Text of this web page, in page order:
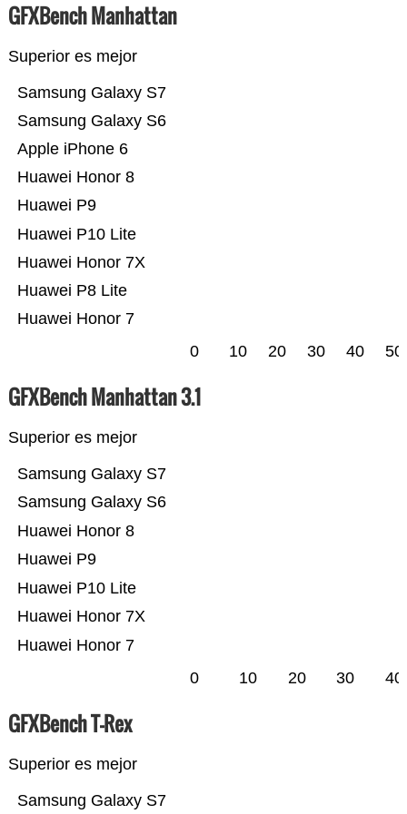
GFXBench Manhattan
Superior es mejor
Huawei Honor 7
Huawei P8 Lite
Huawei Honor 7X
Huawei P10 Lite
Huawei P9
Huawei Honor 8
Apple iPhone 6
Samsung Galaxy S6
Samsung Galaxy S7
0 10 20 30 40 50
GFXBench Manhattan 3.1
Superior es mejor
Huawei Honor 7
Huawei Honor 7X
Huawei P10 Lite
Huawei P9
Huawei Honor 8
Samsung Galaxy S6
Samsung Galaxy S7
0 10 20 30 40
GFXBench T-Rex
Superior es mejor
Samsung Galaxy S7